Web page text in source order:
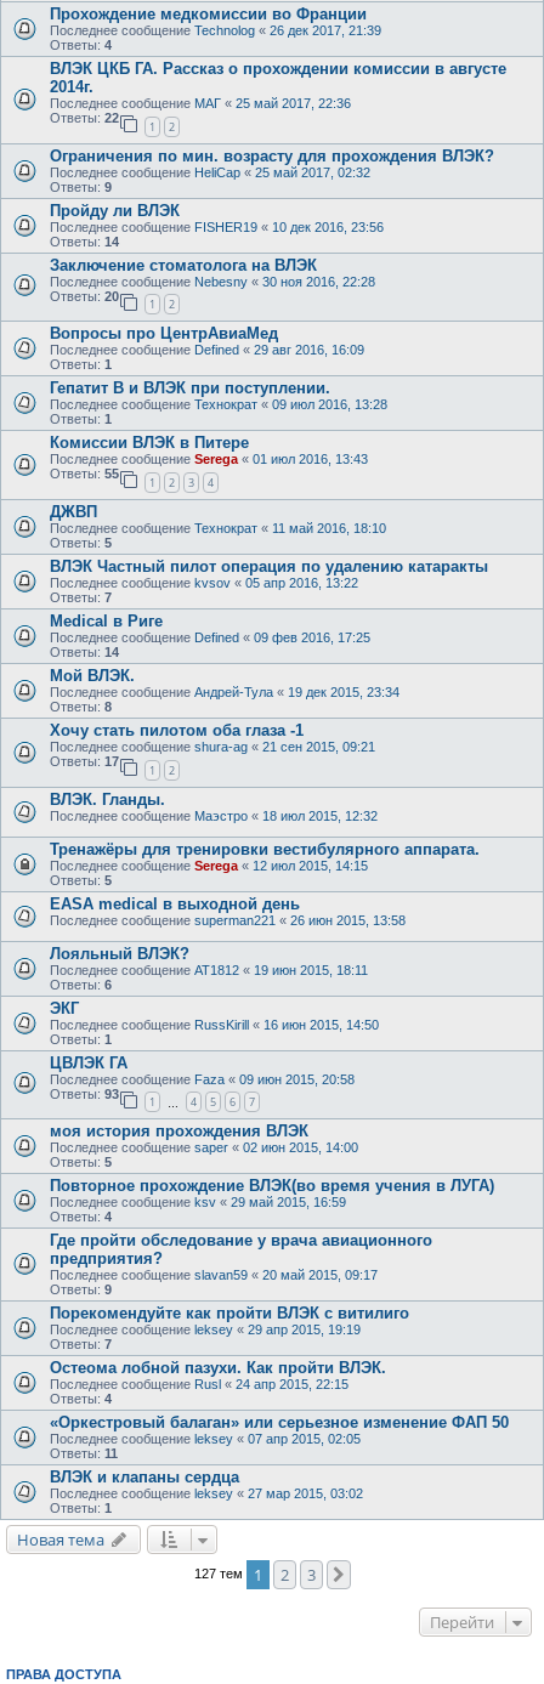
Прохождение медкомиссии во Франции
Последнее сообщение Technolog « 26 дек 2017, 21:39
Ответы: 4
ВЛЭК ЦКБ ГА. Рассказ о прохождении комиссии в августе
2014г.
Последнее сообщение МАГ « 25 май 2017, 22:36
Ответы: 22
1 2
Ограничения по мин. возрасту для прохождения ВЛЭК?
Последнее сообщение HeliCap « 25 май 2017, 02:32
Ответы: 9
Пройду ли ВЛЭК
Последнее сообщение FISHER19 « 10 дек 2016, 23:56
Ответы: 14
Заключение стоматолога на ВЛЭК
Последнее сообщение Nebesny « 30 ноя 2016, 22:28
Ответы: 20
1 2
Вопросы про ЦентрАвиаМед
Последнее сообщение Defined « 29 авг 2016, 16:09
Ответы: 1
Гепатит B и ВЛЭК при поступлении.
Последнее сообщение Технократ « 09 июл 2016, 13:28
Ответы: 1
Комиссии ВЛЭК в Питере
Последнее сообщение Serega« 01 июл 2016, 13:43
Ответы: 55
1 2 3 4
ДЖВП
Последнее сообщение Технократ « 11 май 2016, 18:10
Ответы: 5
ВЛЭК Частный пилот операция по удалению катаракты
Последнее сообщение kvsov « 05 апр 2016, 13:22
Ответы: 7
Medical в Риге
Последнее сообщение Defined « 09 фев 2016, 17:25
Ответы: 14
Мой ВЛЭК.
Последнее сообщение Андрей-Тула « 19 дек 2015, 23:34
Ответы: 8
Хочу стать пилотом оба глаза -1
Последнее сообщение shura-ag « 21 сен 2015, 09:21
Ответы: 17
1 2
ВЛЭК. Гланды.
Последнее сообщение Маэстро « 18 июл 2015, 12:32
Тренажёры для тренировки вестибулярного аппарата.
Последнее сообщение Serega « 12 июл 2015, 14:15
Ответы: 5
EASA medical в выходной день
Последнее сообщение superman221 « 26 июн 2015, 13:58
Лояльный ВЛЭК?
Последнее сообщение AT1812 « 19 июн 2015, 18:11
Ответы: 6
ЭКГ
Последнее сообщение RussKirill « 16 июн 2015, 14:50
Ответы: 1
ЦВЛЭК ГА
Последнее сообщение Faza « 09 июн 2015, 20:58
Ответы: 93
1 4 5 6 7
моя история прохождения ВЛЭК
Последнее сообщение saper « 02 июн 2015, 14:00
Ответы: 5
Повторное прохождение ВЛЭК(во время учения в ЛУГА)
Последнее сообщение ksv « 29 май 2015, 16:59
Ответы: 4
Где пройти обследование у врача авиационного
предприятия?
Последнее сообщение slavan59 « 20 май 2015, 09:17
Ответы: 9
Порекомендуйте как пройти ВЛЭК с витилиго
Последнее сообщение leksey « 29 апр 2015, 19:19
Ответы: 7
Остеома лобной пазухи. Как пройти ВЛЭК.
Последнее сообщение Rusl « 24 апр 2015, 22:15
Ответы: 4
«Оркестровый балаган» или серьезное изменение ФАП 50
Последнее сообщение leksey « 07 апр 2015, 02:05
Ответы: 11
ВЛЭК и клапаны сердца
Последнее сообщение leksey « 27 мар 2015, 03:02
Ответы: 1
Новая тема
127 тем 1 2 3
Перейти
ПРАВА ДОСТУПА